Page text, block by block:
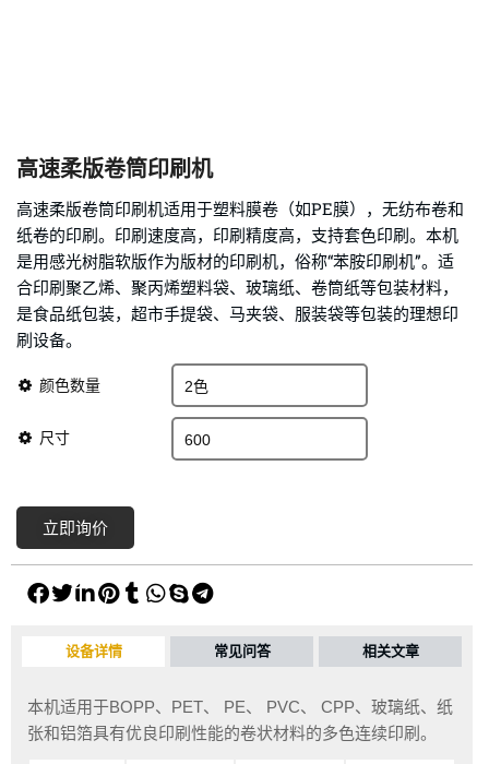
高速柔版卷筒印刷机
高速柔版卷筒印刷机适用于塑料膜卷（如PE膜），无纺布卷和
纸卷的印刷。印刷速度高，印刷精度高，支持套色印刷。本机
是用感光树脂软版作为版材的印刷机，俗称“苯胺印刷机”。适
合印刷聚乙烯、聚丙烯塑料袋、玻璃纸、卷筒纸等包装材料，
是食品纸包装，超市手提袋、马夹袋、服装袋等包装的理想印
刷设备。
颜色数量
尺寸
立即询价
设备详情 常见问答 相关文章
本机适用于BOPP、PET、 PE、 PVC、 CPP、玻璃纸、纸
张和铝箔具有优良印刷性能的卷状材料的多色连续印刷。